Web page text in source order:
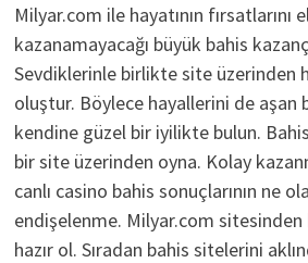
Milyar.com ile hayatının fırsatlarını
kazanamayacağı büyük bahis
Sevdiklerinle birlikte site üzerinden
oluştur. Böylece hayallerini de aşan
kendine güzel bir iyilikte bulun.
bir site üzerinden oyna. Kolay
canlı casino bahis sonuçlarının ne
endişelenme. Milyar.com sitesinden
hazır ol. Sıradan bahis sitelerini